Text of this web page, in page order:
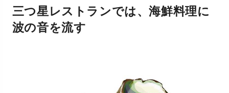
三つ星レストランでは、海鮮料理に
波の音を流す